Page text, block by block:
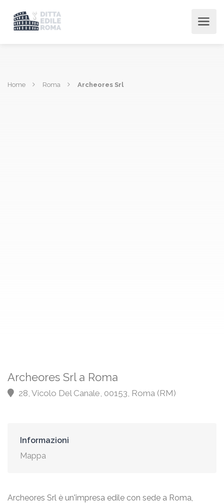
Home Roma Archeores Srl
Archeores Srl a Roma
28, Vicolo Del Canale, 00153, Roma (RM)
Informazioni
Mappa
Archeores Srl è un'impresa edile con sede a Roma,